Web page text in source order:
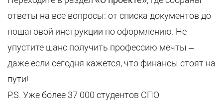
ответы на все вопросы: от списка документов до
пошаговой инструкции по оформлению. Не
упустите шанс получить профессию мечты –
даже если сегодня кажется, что финансы стоят на
пути!
P.S. Уже более 37 000 студентов СПО